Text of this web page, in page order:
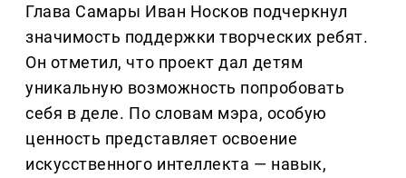
Глава Самары Иван Носков подчеркнул
значимость поддержки творческих ребят.
Он отметил, что проект дал детям
уникальную возможность попробовать
себя в деле. По словам мэра, особую
ценность представляет освоение
искусственного интеллекта — навык,